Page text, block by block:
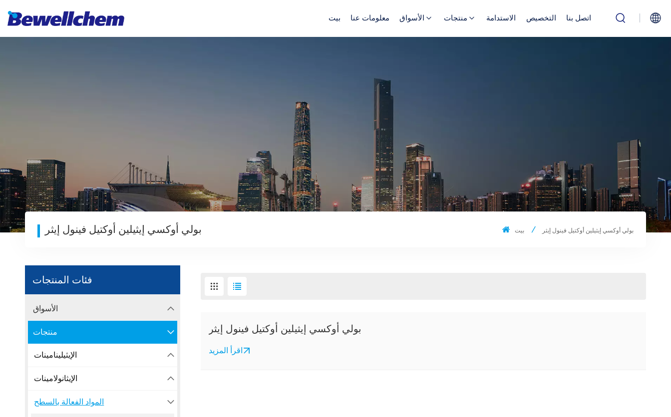
بيت معلومات عنا الأسواق منتجات الاستدامة التخصيص اتصل بنا
بولي أوكسي إيثيلين أوكتيل فينول إيثر بيت بولي أوكسي إيثيلين أوكتيل فينول إيثر
فئات المنتجات
الأسواق
منتجات
الإيثيلينامينات
الإيثانولامينات
المواد الفعالة بالسطح
بولي أوكسي إيثيلين أوكتيل فينول إيثر
اقرأ المزيد